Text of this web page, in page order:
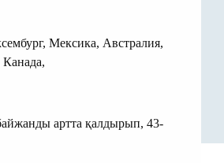
Мексика, Австралия,
артта қалдырып, 43-